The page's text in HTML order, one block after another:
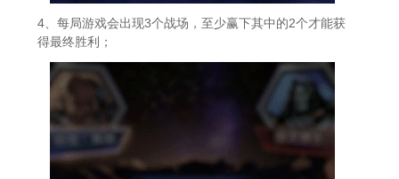
4、每局游戏会出现3个战场，至少赢下其中的2个才能获
得最终胜利；